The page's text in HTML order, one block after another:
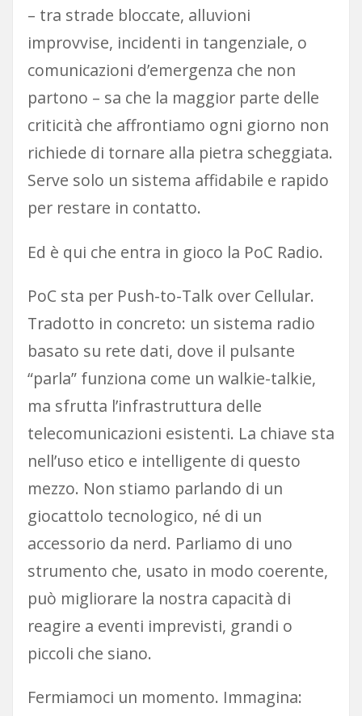
– tra strade bloccate, alluvioni
improvvise, incidenti in tangenziale, o
comunicazioni d’emergenza che non
partono – sa che la maggior parte delle
criticità che affrontiamo ogni giorno non
richiede di tornare alla pietra scheggiata.
Serve solo un sistema affidabile e rapido
per restare in contatto.
Ed è qui che entra in gioco la PoC Radio.
PoC sta per Push-to-Talk over Cellular.
Tradotto in concreto: un sistema radio
basato su rete dati, dove il pulsante
“parla” funziona come un walkie-talkie,
ma sfrutta l’infrastruttura delle
telecomunicazioni esistenti. La chiave sta
nell’uso etico e intelligente di questo
mezzo. Non stiamo parlando di un
giocattolo tecnologico, né di un
accessorio da nerd. Parliamo di uno
strumento che, usato in modo coerente,
può migliorare la nostra capacità di
reagire a eventi imprevisti, grandi o
piccoli che siano.
Fermiamoci un momento. Immagina: